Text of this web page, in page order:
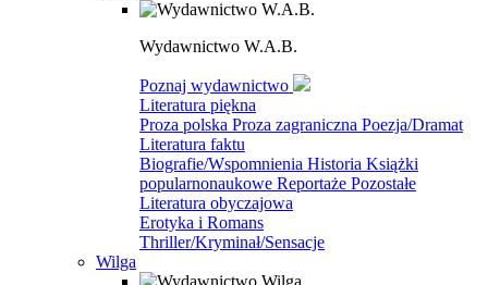
Wydawnictwo W.A.B.
Poznaj wydawnictwo
Literatura piękna
Proza polska Proza zagraniczna Poezja/Dramat
Literatura faktu
Biografie/Wspomnienia Historia Książki
popularnonaukowe Reportaże Pozostałe
Literatura obyczajowa
Erotyka i Romans
Thriller/Kryminał/Sensacje
Wilga